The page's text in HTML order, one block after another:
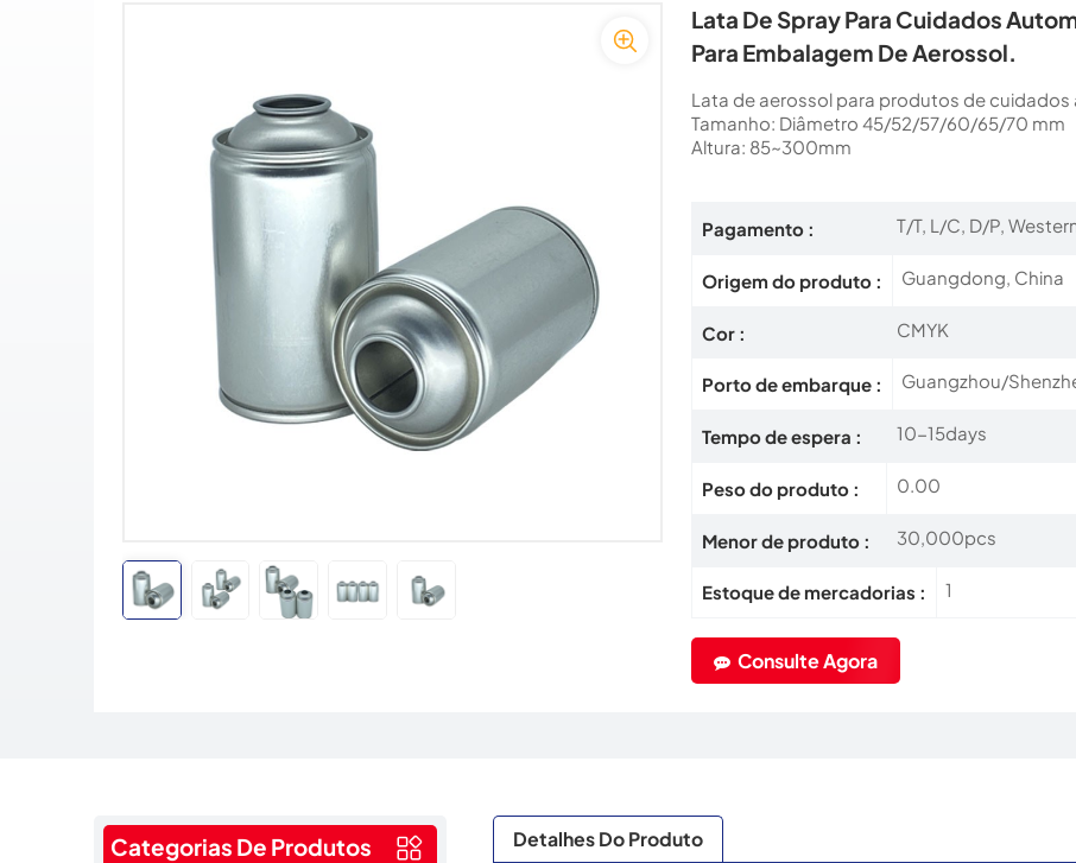
Lata De Spray Para Cuidados
Para Embalagem De Aerossol.
Lata de aerossol para produtos de
Tamanho: Diâmetro 45/52/57/60/65/70 mm
Altura: 85~300mm
Pagamento : T/T, L/C, D/P,
Origem do produto : Guangdong, China
Cor : CMYK
Porto de embarque : Guangzhou/
Tempo de espera : 10-15days
Peso do produto : 0.00
Menor de produto : 30,000pcs
Estoque de mercadorias : 1
Consulte Agora
Categorias De Produtos Detalhes Do Produto